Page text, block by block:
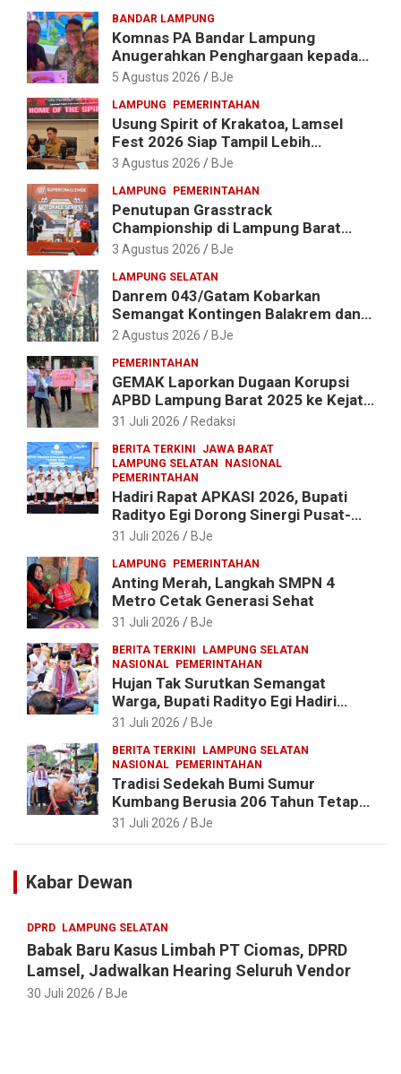
BANDAR LAMPUNG
Komnas PA Bandar Lampung
Anugerahkan Penghargaan kepada
Kombes Pol. Alfret Jacob Tilukay
5 Agustus 2026 BJe
LAMPUNG PEMERINTAHAN
Usung Spirit of Krakatoa, Lamsel
Fest 2026 Siap Tampil Lebih
Spektakuler dengan Empat Event
3 Agustus 2026 BJe
LAMPUNG PEMERINTAHAN
Penutupan Grasstrack
Championship di Lampung Barat
Meriah, Dihadiri Ribuan Penonton; Ini
3 Agustus 2026 BJe
LAMPUNG SELATAN
Danrem 043/Gatam Kobarkan
Semangat Kontingen Balakrem dan
Yonif 143/TWEJ di Pembukaan
XXI/Radin Inten
2 Agustus 2026 BJe
PEMERINTAHAN
GEMAK Laporkan Dugaan Korupsi
APBD Lampung Barat 2025 ke Kejati
Lampung, Soroti Proyek Jalan
31 Juli 2026 Redaksi
BERITA TERKINI
JAWA BARAT
LAMPUNG SELATAN
NASIONAL
PEMERINTAHAN
Hadiri Rapat APKASI 2026, Bupati
Radityo Egi Dorong Sinergi Pusat-
Daerah untuk Percepat
31 Juli 2026 BJe
LAMPUNG PEMERINTAHAN
Anting Merah, Langkah SMPN 4
Metro Cetak Generasi Sehat
31 Juli 2026 BJe
BERITA TERKINI
LAMPUNG SELATAN
NASIONAL
PEMERINTAHAN
Hujan Tak Surutkan Semangat
Warga, Bupati Radityo Egi Hadiri
Tradisi Sedekah Bumi 206 Tahun di
31 Juli 2026 BJe
BERITA TERKINI
LAMPUNG SELATAN
NASIONAL
PEMERINTAHAN
Tradisi Sedekah Bumi Sumur
Kumbang Berusia 206 Tahun Tetap
Lestari, Bupati Egi Ajak Generasi
31 Juli 2026 BJe
Kabar Dewan
DPRD LAMPUNG SELATAN
Babak Baru Kasus Limbah PT Ciomas, DPRD
Lamsel, Jadwalkan Hearing Seluruh Vendor
30 Juli 2026 BJe